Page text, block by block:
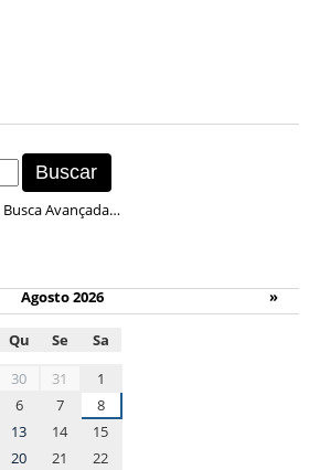
Busca Avançada…
Agosto 2026 »
Qu Se
Sa
30 31
1
6 7
8
13 14
15
20 21
22